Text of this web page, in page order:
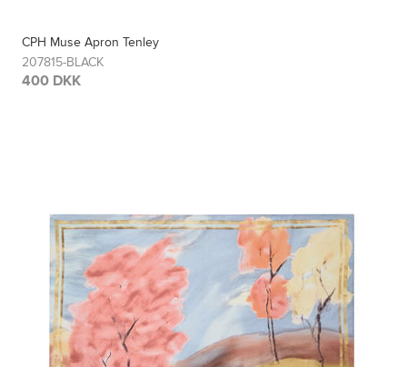
CPH Muse Apron Tenley
207815-BLACK
400 DKK